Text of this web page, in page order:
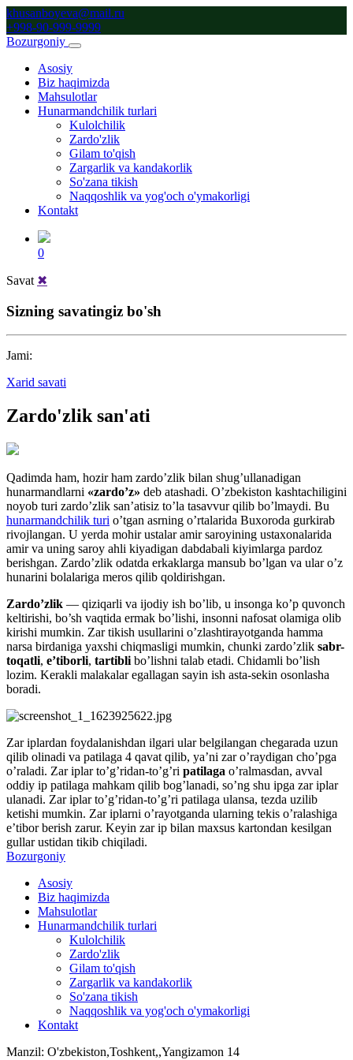
khusanboyeva@mail.ru
+998-90-999-9999
Bozurgoniy
Asosiy
Biz haqimizda
Mahsulotlar
Hunarmandchilik turlari
Kulolchilik
Zardo'zlik
Gilam to'qish
Zargarlik va kandakorlik
So'zana tikish
Naqqoshlik va yog'och o'ymakorligi
Kontakt
0
Savat ✖
Sizning savatingiz bo'sh
Jami:
Xarid savati
Zardo'zlik san'ati
Qadimda ham, hozir ham zardo’zlik bilan shug’ullanadigan
hunarmandlarni «zardo’z» deb atashadi. O’zbekiston kashtachiligini
noyob turi zardo’zlik san’atisiz to’la tasavvur qilib bo’lmaydi. Bu
hunarmandchilik turi o’tgan asrning o’rtalarida Buxoroda gurkirab
rivojlangan. U yerda mohir ustalar amir saroyining ustaxonalarida
amir va uning saroy ahli kiyadigan dabdabali kiyimlarga pardoz
berishgan. Zardo’zlik odatda erkaklarga mansub bo’lgan va ular o’z
hunarini bolalariga meros qilib qoldirishgan.
Zardo’zlik — qiziqarli va ijodiy ish bo’lib, u insonga ko’p quvonch
keltirishi, bo’sh vaqtida ermak bo’lishi, insonni nafosat olamiga olib
kirishi mumkin. Zar tikish usullarini o’zlashtirayotganda hamma
narsa birdaniga yaxshi chiqmasligi mumkin, chunki zardo’zlik sabr-
toqatli, e’tiborli, tartibli bo’lishni talab etadi. Chidamli bo’lish
lozim. Kerakli malakalar egallagan sayin ish asta-sekin osonlasha
boradi.
Zar iplardan foydalanishdan ilgari ular belgilangan chegarada uzun
qilib olinadi va patilaga 4 qavat qilib, ya’ni zar o’raydigan cho’pga
o’raladi. Zar iplar to’g’ridan-to’g’ri patilaga o’ralmasdan, avval
oddiy ip patilaga mahkam qilib bog’lanadi, so’ng shu ipga zar iplar
ulanadi. Zar iplar to’g’ridan-to’g’ri patilaga ulansa, tezda uzilib
ketishi mumkin. Zar iplarni o’rayotganda ularning tekis o’ralashiga
e’tibor berish zarur. Keyin zar ip bilan maxsus kartondan kesilgan
gullar ustidan tikib chiqiladi.
Bozurgoniy
Asosiy
Biz haqimizda
Mahsulotlar
Hunarmandchilik turlari
Kulolchilik
Zardo'zlik
Gilam to'qish
Zargarlik va kandakorlik
So'zana tikish
Naqqoshlik va yog'och o'ymakorligi
Kontakt
Manzil: O'zbekiston,Toshkent,,Yangizamon 14